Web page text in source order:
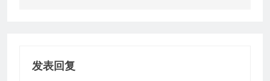
发表回复